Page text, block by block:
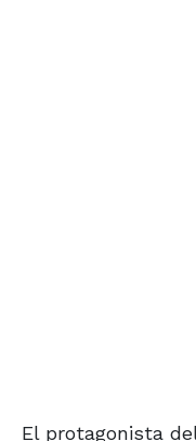
El protagonista